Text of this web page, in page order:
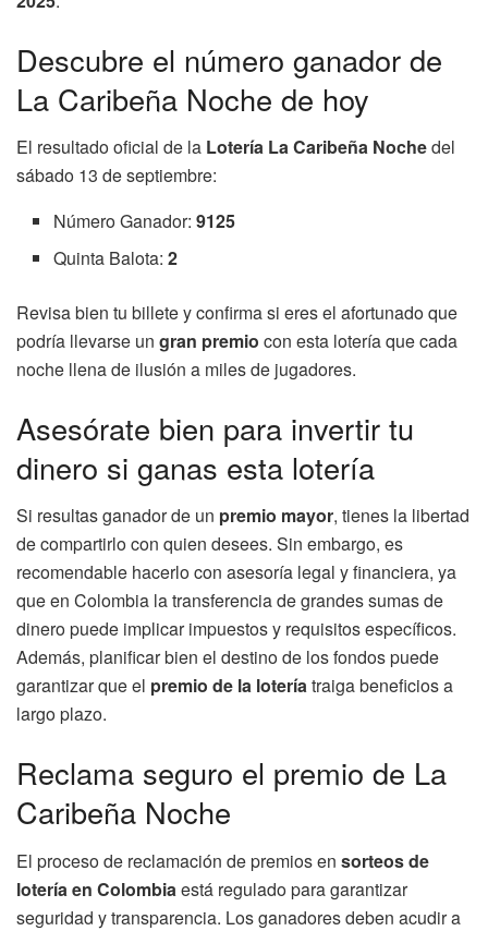
Descubre el número ganador de
La Caribeña Noche de hoy
El resultado oficial de la Lotería La Caribeña Nochedel
sábado 13 de septiembre:
Número Ganador:9125
Quinta Balota:2
Revisa bien tu billete y confirma si eres el afortunado que
podría llevarse un gran premio con esta lotería que cada
noche llena de ilusión a miles de jugadores.
Asesórate bien para invertir tu
dinero si ganas esta lotería
Si resultas ganador de un premio mayor, tienes la libertad
de compartirlo con quien desees. Sin embargo, es
recomendable hacerlo con asesoría legal y financiera, ya
que en Colombia la transferencia de grandes sumas de
dinero puede implicar impuestos y requisitos específicos.
Además, planificar bien el destino de los fondos puede
garantizar que el premio de la loteríatraiga beneficios a
largo plazo.
Reclama seguro el premio de La
Caribeña Noche
El proceso de reclamación de premios en sorteos de
lotería en Colombia está regulado para garantizar
seguridad y transparencia. Los ganadores deben acudir a